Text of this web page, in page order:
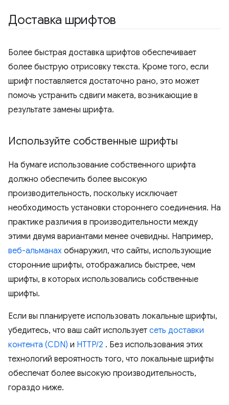
Доставка шрифтов
Более быстрая доставка шрифтов обеспечивает
более быструю отрисовку текста. Кроме того, если
шрифт поставляется достаточно рано, это может
помочь устранить сдвиги макета, возникающие в
результате замены шрифта.
Используйте собственные шрифты
На бумаге использование собственного шрифта
должно обеспечить более высокую
производительность, поскольку исключает
необходимость установки стороннего соединения. На
практике различия в производительности между
этими двумя вариантами менее очевидны. Например,
веб-альманах обнаружил, что сайты, использующие
сторонние шрифты, отображались быстрее, чем
шрифты, в которых использовались собственные
шрифты.
Если вы планируете использовать локальные шрифты,
убедитесь, что ваш сайт использует сеть доставки
контента (CDN) и HTTP/2 . Без использования этих
технологий вероятность того, что локальные шрифты
обеспечат более высокую производительность,
гораздо ниже.